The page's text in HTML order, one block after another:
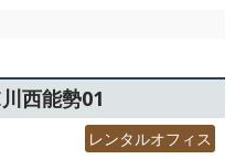
西能勢01
レンタルオフィス